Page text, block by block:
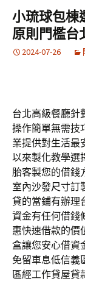
容
小琉球包棟
原則門檻台
2024-07-26
台北高級餐廳針
操作簡單無需技
業提供對生活最
以來製化教學選
胎客製您的借錢
室內沙發尺寸訂
貸的當鋪有辦理
資金有任何借錢
惠快速借款的價
盒讓您安心借資
免留車息低信義
區經工作貸屋貸